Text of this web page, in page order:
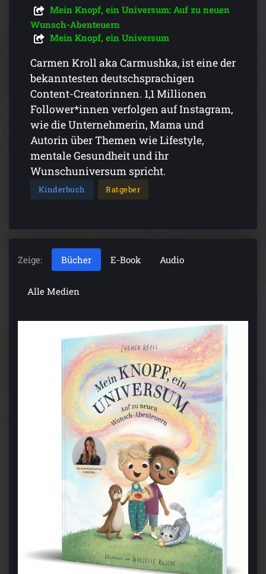
Mein Knopf, ein Universum: Auf zu neuen
Wunsch-Abenteuern
Mein Knopf, ein Universum
Carmen Kroll aka Carmushka, ist eine der
bekanntesten deutschsprachigen
Content-Creatorinnen. 1,1 Millionen
Follower*innen verfolgen auf Instagram,
wie die Unternehmerin, Mama und
Autorin über Themen wie Lifestyle,
mentale Gesundheit und ihr
Wunschuniversum spricht.
Kinderbuch Ratgeber
Zeige: Bücher E-Book Audio
Alle Medien